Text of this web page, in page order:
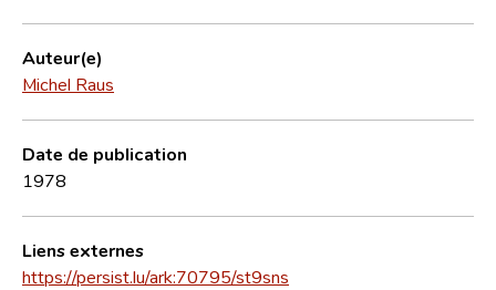
Auteur(e)
Michel Raus
Date de publication
1978
Liens externes
https://persist.lu/ark:70795/st9sns